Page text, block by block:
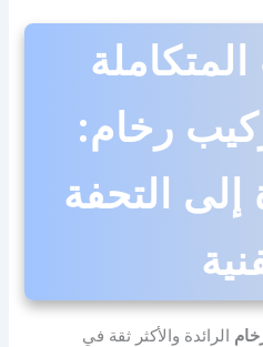
رخام:
التحفة
الرائدة والأكثر ثقة في